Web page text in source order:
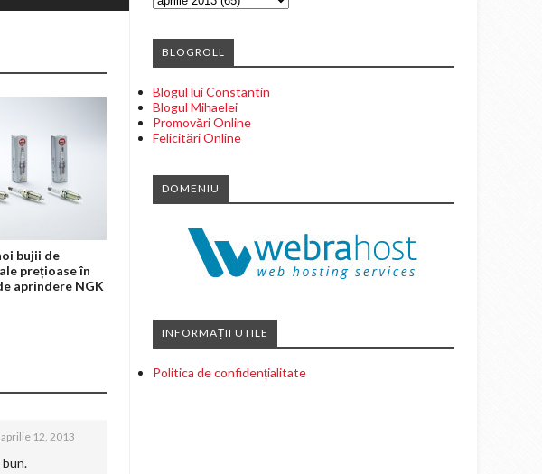
bujii de
prețioase în
aprindere NGK
12, 2013
BLOGROLL
Blogul lui Constantin
Blogul Mihaelei
Promovări Online
Felicitări Online
DOMENIU
INFORMAȚII UTILE
Politica de confidențialitate